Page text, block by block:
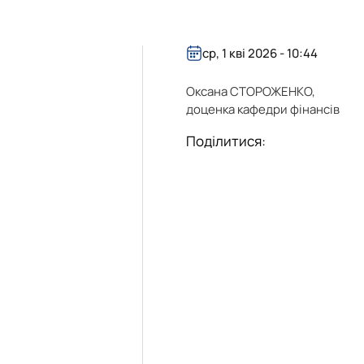
ср, 1 кві 2026 - 10:44
Оксана СТОРОЖЕНКО,
доценка кафедри фінансів
Поділитися: